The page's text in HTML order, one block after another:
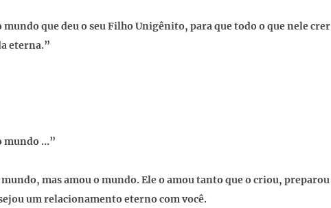
mundo que deu o seu Filho Unigênito, para que todo o que nele crer
eterna.”
mundo …”
mas amou o mundo. Ele o amou tanto que o criou, preparou
um relacionamento eterno com você.